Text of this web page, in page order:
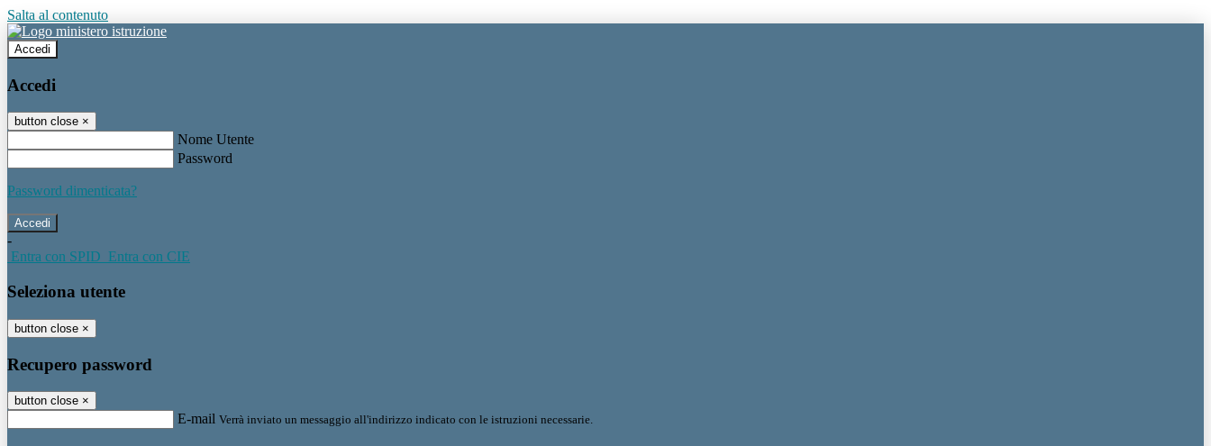
Salta al contenuto
Accedi
Accedi
button close ×
Nome Utente
Password
Password dimenticata?
-
Entra con SPID Entra con CIE
Seleziona utente
button close ×
Recupero password
button close ×
E-mail Verrà inviato un messaggio all'indirizzo indicato con le istruzioni necessarie.